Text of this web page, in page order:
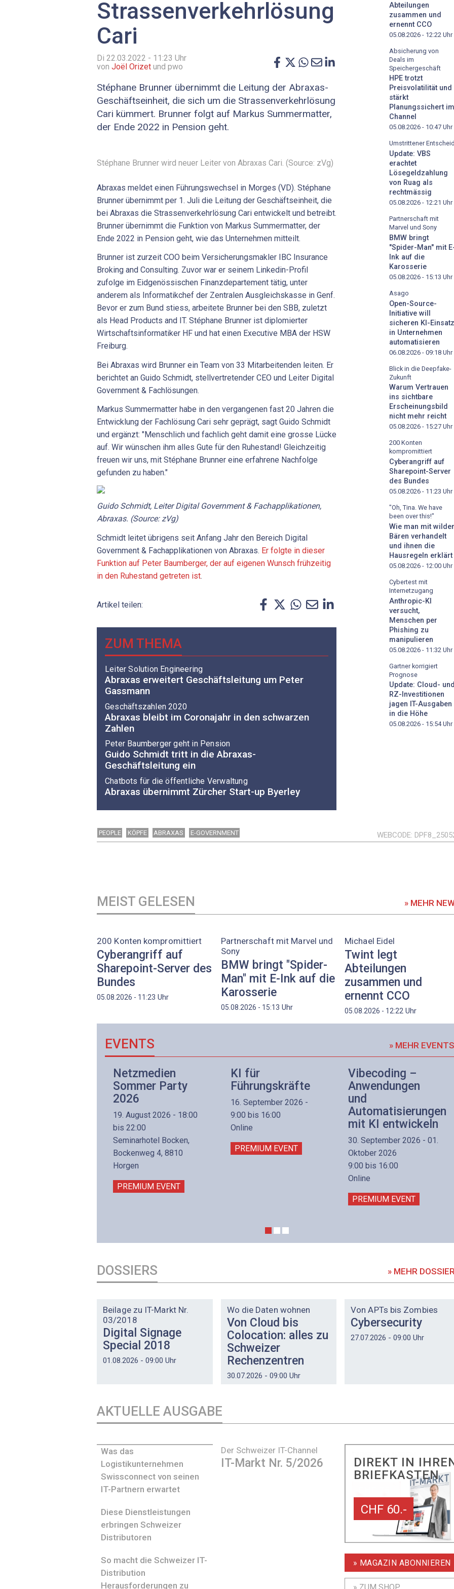
Strassenverkehrlösung
Cari
Di 22.03.2022 - 11:23 Uhr
von Joël Orizet und pwo
Stéphane Brunner übernimmt die Leitung der Abraxas-
Geschäftseinheit, die sich um die Strassenverkehrlösung
Cari kümmert. Brunner folgt auf Markus Summermatter,
der Ende 2022 in Pension geht.
Stéphane Brunner wird neuer Leiter von Abraxas Cari. (Source: zVg)
Abraxas meldet einen Führungswechsel in Morges (VD). Stéphane
Brunner übernimmt per 1. Juli die Leitung der Geschäftseinheit, die
bei Abraxas die Strassenverkehrlösung Cari entwickelt und betreibt.
Brunner übernimmt die Funktion von Markus Summermatter, der
Ende 2022 in Pension geht, wie das Unternehmen mitteilt.
Brunner ist zurzeit COO beim Versicherungsmakler IBC Insurance
Broking and Consulting. Zuvor war er seinem Linkedin-Profil
zufolge im Eidgenössischen Finanzdepartement tätig, unter
anderem als Informatikchef der Zentralen Ausgleichskasse in Genf.
Bevor er zum Bund stiess, arbeitete Brunner bei den SBB, zuletzt
als Head Products and IT. Stéphane Brunner ist diplomierter
Wirtschaftsinformatiker HF und hat einen Executive MBA der HSW
Freiburg.
Bei Abraxas wird Brunner ein Team von 33 Mitarbeitenden leiten. Er
berichtet an Guido Schmidt, stellvertretender CEO und Leiter Digital
Government & Fachlösungen.
Markus Summermatter habe in den vergangenen fast 20 Jahren die
Entwicklung der Fachlösung Cari sehr geprägt, sagt Guido Schmidt
und ergänzt: "Menschlich und fachlich geht damit eine grosse Lücke
auf. Wir wünschen ihm alles Gute für den Ruhestand! Gleichzeitig
freuen wir uns, mit Stéphane Brunner eine erfahrene Nachfolge
gefunden zu haben."
Guido Schmidt, Leiter Digital Government & Fachapplikationen,
Abraxas. (Source: zVg)
Schmidt leitet übrigens seit Anfang Jahr den Bereich Digital
Government & Fachapplikationen von Abraxas. Er folgte in dieser
Funktion auf Peter Baumberger, der auf eigenen Wunsch frühzeitig
in den Ruhestand getreten ist.
Artikel teilen:
ZUM THEMA
Leiter Solution Engineering
Abraxas erweitert Geschäftsleitung um Peter
Gassmann
Geschäftszahlen 2020
Abraxas bleibt im Coronajahr in den schwarzen
Zahlen
Peter Baumberger geht in Pension
Guido Schmidt tritt in die Abraxas-
Geschäftsleitung ein
Chatbots für die öffentliche Verwaltung
Abraxas übernimmt Zürcher Start-up Byerley
Abteilungen
zusammen und
ernennt CCO
05.08.2026 - 12:22 Uhr
Absicherung von
Deals im
Speichergeschäft
HPE trotzt
Preisvolatilität und
stärkt
Planungssichert im
Channel
05.08.2026 - 10:47 Uhr
Umstrittener Entscheid
Update: VBS
erachtet
Lösegeldzahlung
von Ruag als
rechtmässig
05.08.2026 - 12:21 Uhr
Partnerschaft mit
Marvel und Sony
BMW bringt
"Spider-Man" mit
Ink auf die
Karosserie
05.08.2026 - 15:13 Uhr
Asago
Open-Source-
Initiative will
sicheren KI-Einsatz
in Unternehmen
automatisieren
06.08.2026 - 09:18 Uhr
Blick in die Deepfake-
Zukunft
Warum Vertrauen
ins sichtbare
Erscheinungsbild
nicht mehr reicht
05.08.2026 - 15:27 Uhr
200 Konten
kompromittiert
Cyberangriff auf
Sharepoint-Server
des Bundes
05.08.2026 - 11:23 Uhr
"Oh, Tina. We have
been over this!"
Wie man mit
Bären verhandelt
und ihnen die
Hausregeln erklärt
05.08.2026 - 12:00 Uhr
Cybertest mit
Internetzugang
Anthropic-KI
versucht,
Menschen per
Phishing zu
manipulieren
05.08.2026 - 11:32 Uhr
Gartner korrigiert
Prognose
Update: Cloud- und
RZ-Investitionen
jagen IT-Ausgaben
in die Höhe
05.08.2026 - 15:54Uhr
PEOPLE KÖPFE ABRAXAS E-GOVERNMENT WEBCODE
MEIST GELESEN » MEHR
200 Konten kompromittiert
Cyberangriff auf
Sharepoint-Server des
Bundes
05.08.2026 - 11:23 Uhr
Partnerschaft mit Marvel und
Sony
BMW bringt "Spider-
Man" mit E-Ink auf die
Karosserie
05.08.2026 - 15:13 Uhr
Michael Eidel
Twint legt
Abteilungen
zusammen und
ernennt CCO
05.08.2026 - 12:22 Uhr
EVENTS » MEHR EVENTS
Netzmedien
Sommer Party
2026
19. August 2026 - 18:00
bis 22:00
Seminarhotel Bocken,
Bockenweg 4, 8810
Horgen
PREMIUM EVENT
KI für
Führungskräfte
16. September 2026 -
9:00 bis 16:00
Online
PREMIUM EVENT
Vibecoding –
Anwendungen
und
Automatisierungen
mit KI entwickeln
30. September 2026 - 01.
Oktober 2026
9:00 bis 16:00
Online
PREMIUM EVENT
DOSSIERS » MEHR
Beilage zu IT-Markt Nr.
03/2018
Digital Signage
Special 2018
01.08.2026 - 09:00 Uhr
Wo die Daten wohnen
Von Cloud bis
Colocation: alles zu
Schweizer
Rechenzentren
30.07.2026 - 09:00 Uhr
Von APTs bis Zombies
Cybersecurity
27.07.2026 - 09:00 Uhr
AKTUELLE AUSGABE
Der Schweizer IT-Channel
IT-Markt Nr. 5/2026
Was das
Logistikunternehmen
Swissconnect von seinen
IT-Partnern erwartet
Diese Dienstleistungen
erbringen Schweizer
Distributoren
So macht die Schweizer IT-
Distribution
Herausforderungen zu
DIREKT IN
BRIEFKASTEN
CHF 60.-
» MAGAZIN ABONNIEREN